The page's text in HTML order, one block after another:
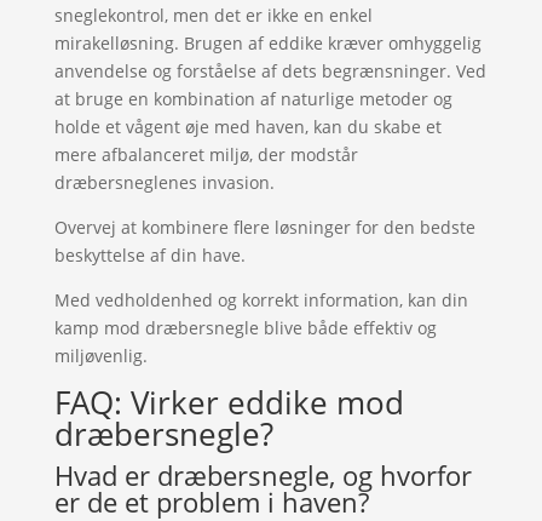
sneglekontrol, men det er ikke en enkel
mirakelløsning. Brugen af eddike kræver omhyggelig
anvendelse og forståelse af dets begrænsninger. Ved
at bruge en kombination af naturlige metoder og
holde et vågent øje med haven, kan du skabe et
mere afbalanceret miljø, der modstår
dræbersneglenes invasion.
Overvej at kombinere flere løsninger for den bedste
beskyttelse af din have.
Med vedholdenhed og korrekt information, kan din
kamp mod dræbersnegle blive både effektiv og
miljøvenlig.
FAQ: Virker eddike mod
dræbersnegle?
Hvad er dræbersnegle, og hvorfor
er de et problem i haven?